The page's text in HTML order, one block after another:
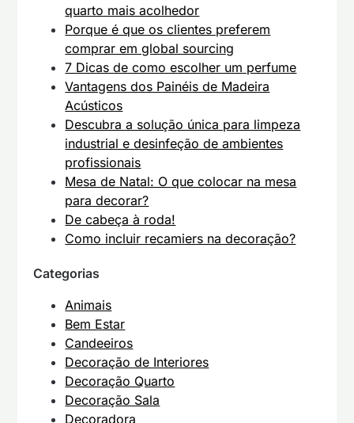
quarto mais acolhedor
Porque é que os clientes preferem
comprar em global sourcing
7 Dicas de como escolher um perfume
Vantagens dos Painéis de Madeira
Acústicos
Descubra a solução única para limpeza
industrial e desinfeção de ambientes
profissionais
Mesa de Natal: O que colocar na mesa
para decorar?
De cabeça à roda!
Como incluir recamiers na decoração?
Categorias
Animais
Bem Estar
Candeeiros
Decoração de Interiores
Decoração Quarto
Decoração Sala
Decoradora